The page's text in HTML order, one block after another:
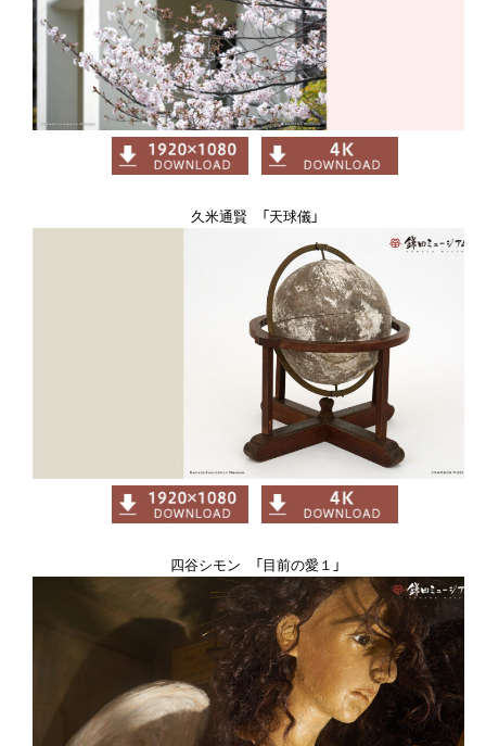
久米通賢 「天球儀」
四谷シモン 「目前の愛１」